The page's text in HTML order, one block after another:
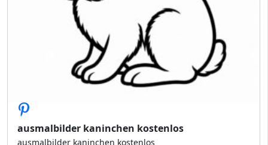
ausmalbilder kaninchen kostenlos
ausmalbilder kaninchen kostenlos